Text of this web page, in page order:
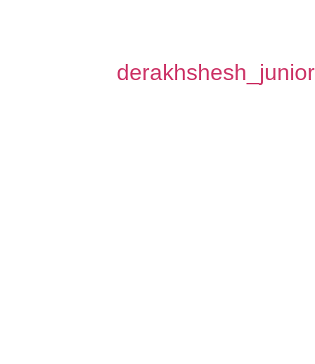
derakhshesh_junior